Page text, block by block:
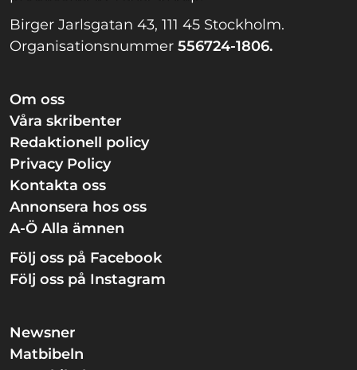
Birger Jarlsgatan 43, 111 45 Stockholm.
Organisationsnummer 556724-1806.
Om oss
Våra skribenter
Redaktionell policy
Privacy Policy
Kontakta oss
Annonsera hos oss
A-Ö Alla ämnen
Följ oss på Facebook
Följ oss på Instagram
Newsner
Matbibeln